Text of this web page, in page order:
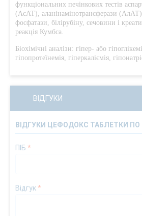
функціональних печінкових тестів
(АсАТ), аланінамінотрансферази
фосфатази, білірубіну, сечовини і
реакція Кумбса.
Біохімічні аналізи: гіпер- або
гіпопротеїнемія, гіперкаліємія,
ВІДГУКИ
ВІДГУКИ ЦЕФОДОКС ТАБЛЕТКИ ПО
ПІБ *
Відгук*